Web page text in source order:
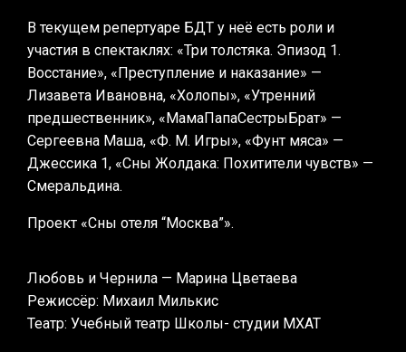
В текущем репертуаре БДТ у неё есть роли и
участия в спектаклях: «Три толстяка. Эпизод 1.
Восстание», «Преступление и наказание» —
Лизавета Ивановна, «Холопы», «Утренний
предшественник», «МамаПапаСестрыБрат» —
Сергеевна Маша, «Ф. М. Игры», «Фунт мяса» —
Джессика 1, «Сны Жолдака: Похитители чувств» —
Смеральдина.
Проект «Сны отеля “Москва”».
Любовь и Чернила — Марина Цветаева
Режиссёр: Михаил Милькис
Театр: Учебный театр Школы- студии МХАТ